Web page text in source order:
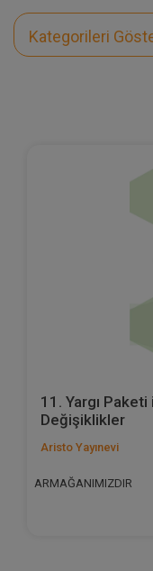
Kategorileri
11. Yargı
Değişiklikler
Aristo Yayınevi
ARMAĞANIMIZDIR